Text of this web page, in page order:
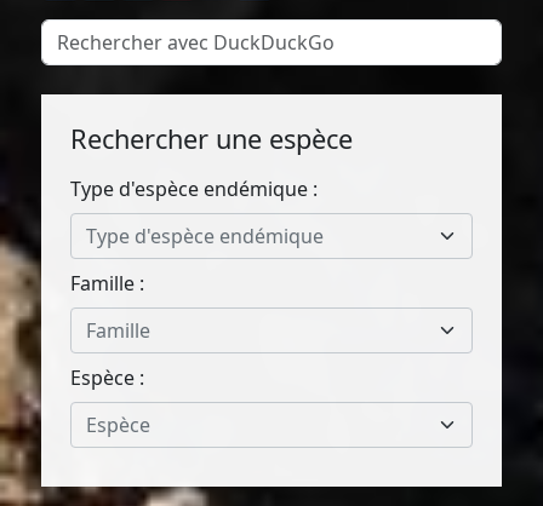
Rechercher une espèce
Type d'espèce endémique :
Type d'espèce endémique
Famille :
Famille
Espèce :
Espèce